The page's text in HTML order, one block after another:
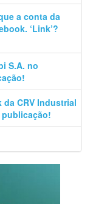
a conta da
‘Link’?
S.A. no
CRV Industrial
publicação!